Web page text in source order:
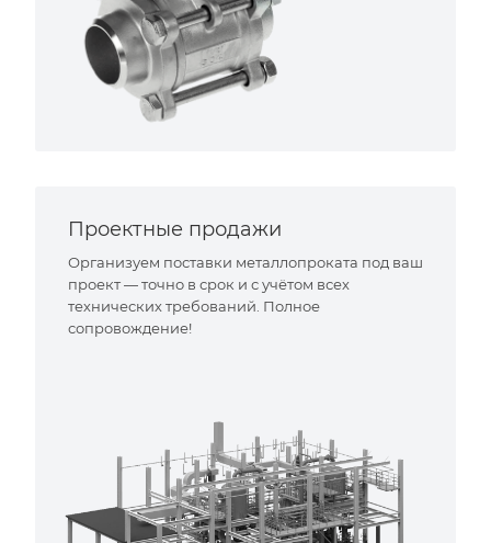
Проектные продажи
Организуем поставки металлопроката под ваш
проект — точно в срок и с учётом всех
технических требований. Полное
сопровождение!